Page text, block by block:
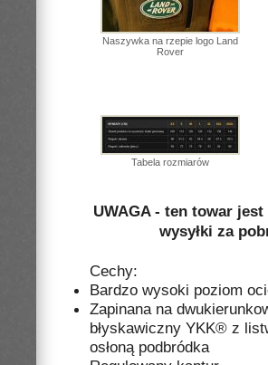
Naszywka na rzepie logo Land
Rover
Tabela rozmiarów
UWAGA - ten towar
wysyłki za
Cechy:
Bardzo wysoki poziom
Zapinana na
błyskawiczny YKK® z
osłoną podbródka